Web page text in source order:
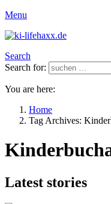
Menu
Search
Search for:
You are here:
Home
Tag Archives:
Latest stories